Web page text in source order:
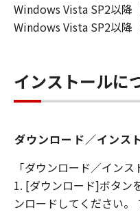
Windows Vista SP2以降
Windows Vista SP2以降
インストールに
ダウンロード／インス
「ダウンロード／インス
1. [ダウンロード]ボタン
ンロードしてください